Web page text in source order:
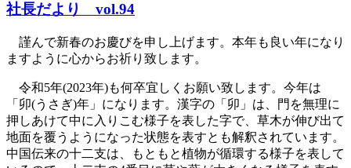
社長だより vol.94
謹んで新春のお慶びを申し上げます。本年も良い年になり
ますように心からお祈り致します。
令和5年(2023年)も何卒宜しくお願い致します。今年は
「卯(うさぎ)年」になります。漢字の「卯」は、門を無理に
押しあけて中に入りこむ様子を表した字で、草木が伸び出て
地面を覆うようになった状態を表すとも解釈されています。
中国伝来の十二支は、もともと植物が循環する様子を表して